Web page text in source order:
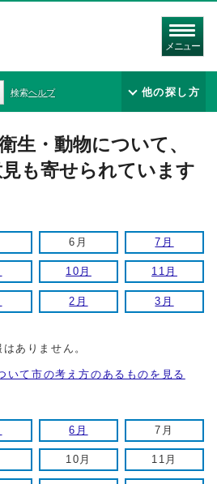
メニュー
検索ヘルプ 他の探し方
生・動物について、
も寄せられています
6月 7月
10月 11月
2月 3月
ありません。
いて市の考え方のあるものを見る
6月 7月
10月 11月